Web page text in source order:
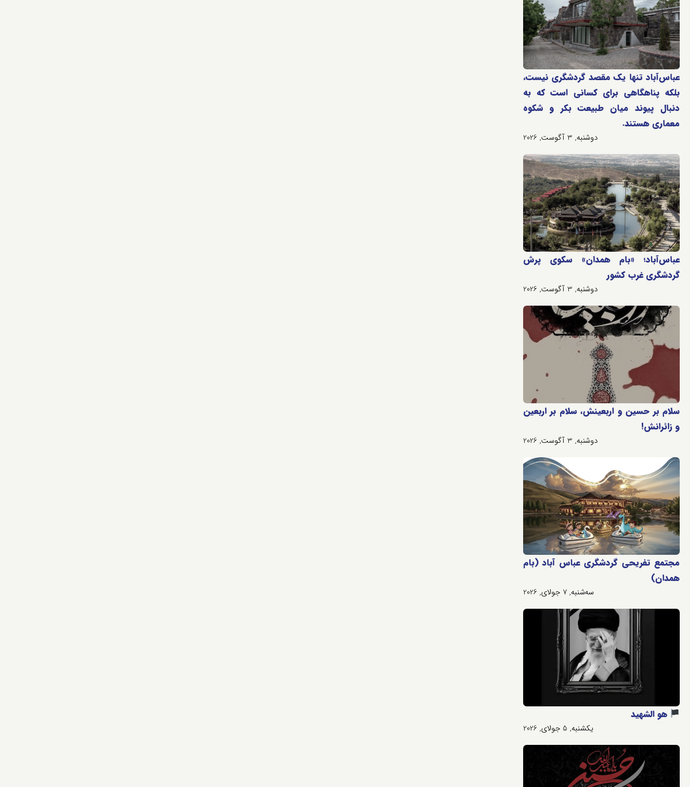
عباس‌آباد تنها یک مقصد گردشگری نیست،
بلکه پناهگاهی برای کسانی است که به
دنبال پیوند میان طبیعت بکر و شکوه
معماری هستند.
دوشنبه, 3 آگوست, 2026
عباس‌آباد؛ «بام همدان» سکوی پرش
گردشگری غرب کشور
دوشنبه, 3 آگوست, 2026
سلام بر حسین و اربعینش، سلام بر اربعین
و زائرانش!
دوشنبه, 3 آگوست, 2026
مجتمع تفریحی گردشگری عباس آباد (بام
همدان)
سه‌شنبه, 7 جولای, 2026
هو الشهید
یکشنبه, 5 جولای, 2026